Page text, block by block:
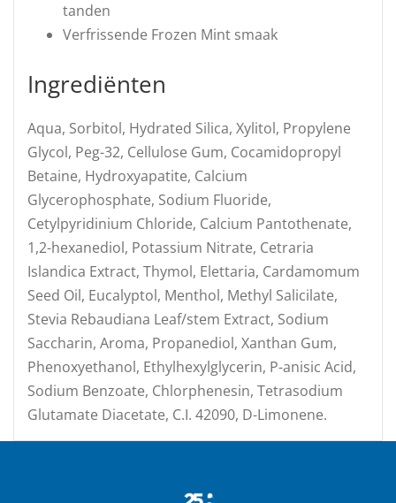
tanden
Verfrissende Frozen Mint smaak
Ingrediënten
Aqua, Sorbitol, Hydrated Silica, Xylitol, Propylene
Glycol, Peg-32, Cellulose Gum, Cocamidopropyl
Betaine, Hydroxyapatite, Calcium
Glycerophosphate, Sodium Fluoride,
Cetylpyridinium Chloride, Calcium Pantothenate,
1,2-hexanediol, Potassium Nitrate, Cetraria
Islandica Extract, Thymol, Elettaria, Cardamomum
Seed Oil, Eucalyptol, Menthol, Methyl Salicilate,
Stevia Rebaudiana Leaf/stem Extract, Sodium
Saccharin, Aroma, Propanediol, Xanthan Gum,
Phenoxyethanol, Ethylhexylglycerin, P-anisic Acid,
Sodium Benzoate, Chlorphenesin, Tetrasodium
Glutamate Diacetate, C.I. 42090, D-Limonene.